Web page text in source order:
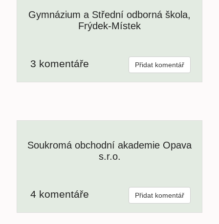
Gymnázium a Střední odborná škola,
Frýdek-Místek
3 komentáře Přidat komentář
Soukromá obchodní akademie Opava
s.r.o.
4 komentáře Přidat komentář